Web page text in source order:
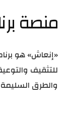
منصة
«إنعاش» هو
للتثقيف
والطرق